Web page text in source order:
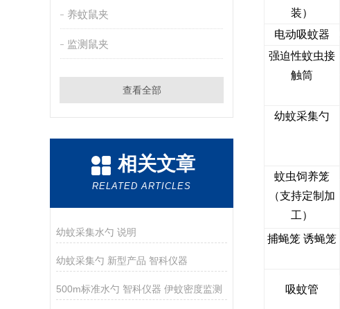
养蚊鼠夹
监测鼠夹
查看全部
相关文章
RELATED ARTICLES
幼蚊采集水勺 说明
幼蚊采集勺 新型产品 智科仪器
500m标准水勺 智科仪器 伊蚊密度监测
装）
电动吸蚊器
强迫性蚊虫接
触筒
幼蚊采集勺
蚊虫饲养笼
（支持定制加
工）
捕蝇笼 诱蝇笼
吸蚊管